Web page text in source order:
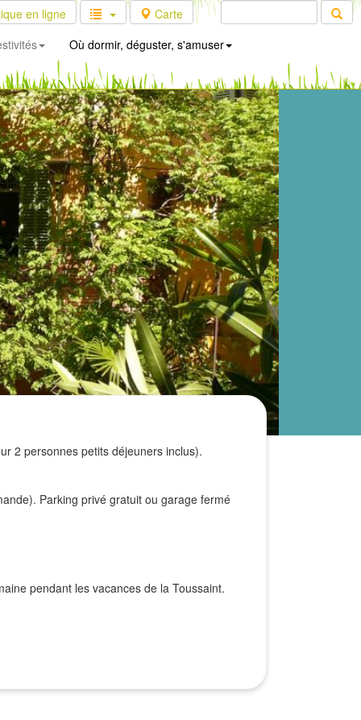
en ligne
Carte
Où dormir, déguster, s'amuser
2 personnes petits déjeuners inclus).
Parking privé gratuit ou garage fermé
pendant les vacances de la Toussaint.